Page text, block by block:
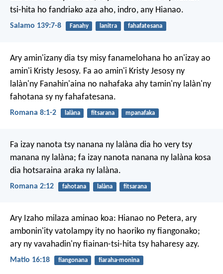
tsi-hita ho fandriako aza aho, indro, any Hianao.
Salamo 139:7-8 Fanahy lanitra fahafatesana
Ary amin'izany dia tsy misy fanamelohana ho an'izay ao
amin'i Kristy Jesosy. Fa ao amin'i Kristy Jesosy ny
lalàn'ny Fanahin'aina no nahafaka ahy tamin'ny lalàn'ny
fahotana sy ny fahafatesana.
Romana 8:1-2 lalàna fitsarana mpanafaka
Fa izay nanota tsy nanana ny lalàna dia ho very tsy
manana ny lalàna; fa izay nanota nanana ny lalàna kosa
dia hotsaraina araka ny lalàna.
Romana 2:12 fahotana lalàna fitsarana
Ary Izaho milaza aminao koa: Hianao no Petera, ary
ambonin'ity vatolampy ity no haoriko ny fiangonako;
ary ny vavahadin'ny fiainan-tsi-hita tsy haharesy azy.
Matio 16:18 fiangonana fiaraha-monina